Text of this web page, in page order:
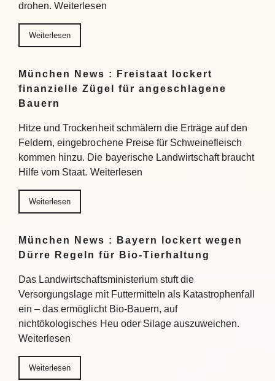
drohen. Weiterlesen
Weiterlesen
München News : Freistaat lockert
finanzielle Zügel für angeschlagene
Bauern
Hitze und Trockenheit schmälern die Erträge auf den
Feldern, eingebrochene Preise für Schweinefleisch
kommen hinzu. Die bayerische Landwirtschaft braucht
Hilfe vom Staat. Weiterlesen
Weiterlesen
München News : Bayern lockert wegen
Dürre Regeln für Bio-Tierhaltung
Das Landwirtschaftsministerium stuft die
Versorgungslage mit Futtermitteln als Katastrophenfall
ein – das ermöglicht Bio-Bauern, auf
nichtökologisches Heu oder Silage auszuweichen.
Weiterlesen
Weiterlesen